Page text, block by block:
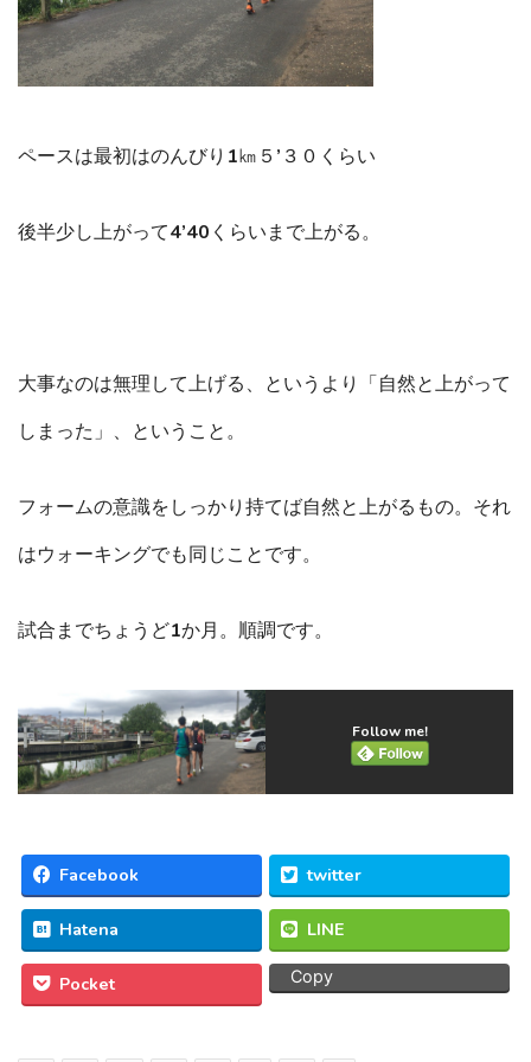
ペースは最初はのんびり1㎞５’３０くらい
後半少し上がって4’40くらいまで上がる。
大事なのは無理して上げる、というより「自然と上がって
しまった」、ということ。
フォームの意識をしっかり持てば自然と上がるもの。それ
はウォーキングでも同じことです。
試合までちょうど1か月。順調です。
Follow me!
Facebook twitter
Hatena LINE
Pocket Copy